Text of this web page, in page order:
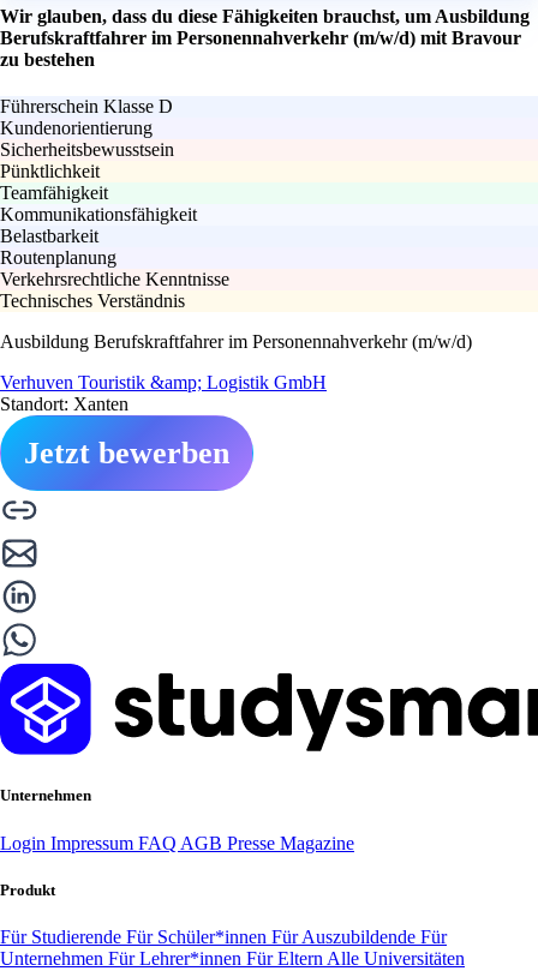
Wir glauben, dass du diese Fähigkeiten brauchst, um Ausbildung
Berufskraftfahrer im Personennahverkehr (m/w/d) mit Bravour
zu bestehen
Führerschein Klasse D
Kundenorientierung
Sicherheitsbewusstsein
Pünktlichkeit
Teamfähigkeit
Kommunikationsfähigkeit
Belastbarkeit
Routenplanung
Verkehrsrechtliche Kenntnisse
Technisches Verständnis
Ausbildung Berufskraftfahrer im Personennahverkehr (m/w/d)
Verhuven Touristik &amp; Logistik GmbH
Standort: Xanten
Jetzt bewerben
Unternehmen
Login Impressum FAQ AGB Presse Magazine
Produkt
Für Studierende Für Schüler*innen Für Auszubildende Für
Unternehmen Für Lehrer*innen Für Eltern Alle Universitäten